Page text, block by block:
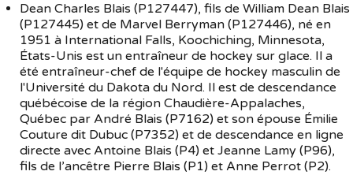
Dean Charles Blais (P127447), fils de William Dean Blais
(P127445) et de Marvel Berryman (P127446), né en
1951 à International Falls, Koochiching, Minnesota,
États-Unis est un entraîneur de hockey sur glace. Il a
été entraîneur-chef de l'équipe de hockey masculin de
l'Université du Dakota du Nord. Il est de descendance
québécoise de la région Chaudière-Appalaches,
Québec par André Blais (P7162) et son épouse Émilie
Couture dit Dubuc (P7352) et de descendance en ligne
directe avec Antoine Blais (P4) et Jeanne Lamy (P96),
fils de l’ancêtre Pierre Blais (P1) et Anne Perrot (P2).